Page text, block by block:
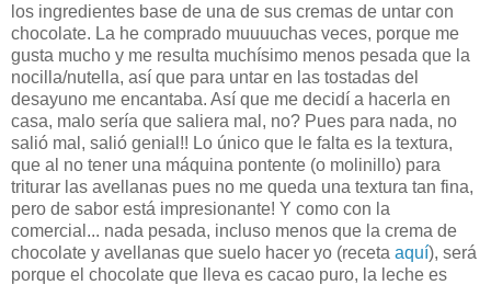
los ingredientes base de una de sus cremas de untar con
chocolate. La he comprado muuuuchas veces, porque me
gusta mucho y me resulta muchísimo menos pesada que la
nocilla/nutella, así que para untar en las tostadas del
desayuno me encantaba. Así que me decidí a hacerla en
casa, malo sería que saliera mal, no? Pues para nada, no
salió mal, salió genial!! Lo único que le falta es la textura,
que al no tener una máquina pontente (o molinillo) para
triturar las avellanas pues no me queda una textura tan fina,
pero de sabor está impresionante! Y como con la
comercial... nada pesada, incluso menos que la crema de
chocolate y avellanas que suelo hacer yo (receta aquí), será
porque el chocolate que lleva es cacao puro, la leche es